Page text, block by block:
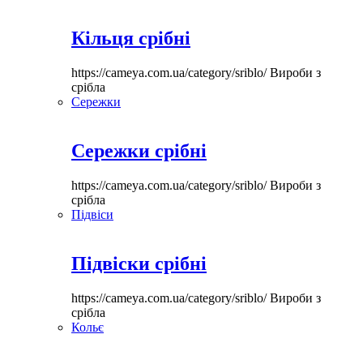
Кільця срібні
https://cameya.com.ua/category/sriblo/Вироби з
срібла
Сережки
Сережки срібні
https://cameya.com.ua/category/sriblo/Вироби з
срібла
Підвіси
Підвіски срібні
https://cameya.com.ua/category/sriblo/Вироби з
срібла
Кольє